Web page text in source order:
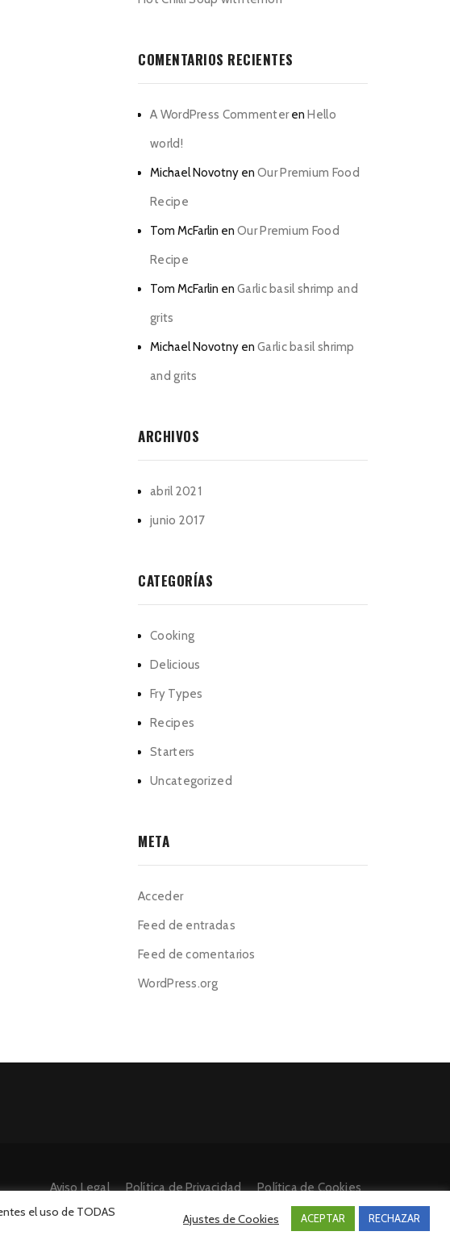
COMENTARIOS RECIENTES
A WordPress CommenterenHello
world!
Michael Novotny en Our Premium Food
Recipe
Tom McFarlin en Our Premium Food
Recipe
Tom McFarlin en Garlic basil shrimp and
grits
Michael Novotny en Garlic basil shrimp
and grits
ARCHIVOS
abril 2021
junio 2017
CATEGORÍAS
Cooking
Delicious
Fry Types
Recipes
Starters
Uncategorized
META
Acceder
Feed de entradas
Feed de comentarios
WordPress.org
Aviso Legal Política de Privacidad
Política de Cookies
el uso de TODAS
Ajustes de Cookies ACEPTAR RECHAZAR